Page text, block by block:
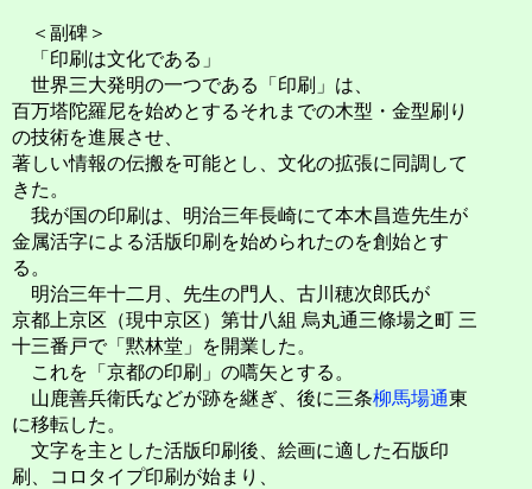
＜副碑＞
「印刷は文化である」
世界三大発明の一つである「印刷」は、
百万塔陀羅尼を始めとするそれまでの木型・金型刷り
の技術を進展させ、
著しい情報の伝搬を可能とし、文化の拡張に同調して
きた。
我が国の印刷は、明治三年長崎にて本木昌造先生が
金属活字による活版印刷を始められたのを創始とす
る。
明治三年十二月、先生の門人、古川穂次郎氏が
京都上京区（現中京区）第廿八組 烏丸通三條場之町 三
十三番戸で「黙林堂」を開業した。
これを「京都の印刷」の嚆矢とする。
山鹿善兵衛氏などが跡を継ぎ、後に三条柳馬場通東
に移転した。
文字を主とした活版印刷後、絵画に適した石版印
刷、コロタイプ印刷が始まり、